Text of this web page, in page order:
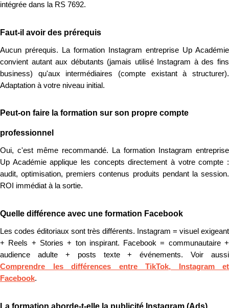
intégrée dans la RS 7692.
Faut-il avoir des prérequis
Aucun prérequis. La formation Instagram entreprise Up Académie
convient autant aux débutants (jamais utilisé Instagram à des fins
business) qu'aux intermédiaires (compte existant à structurer).
Adaptation à votre niveau initial.
Peut-on faire la formation sur son propre compte
professionnel
Oui, c'est même recommandé. La formation Instagram entreprise
Up Académie applique les concepts directement à votre compte :
audit, optimisation, premiers contenus produits pendant la session.
ROI immédiat à la sortie.
Quelle différence avec une formation Facebook
Les codes éditoriaux sont très différents. Instagram = visuel exigeant
+ Reels + Stories + ton inspirant. Facebook = communautaire +
audience adulte + posts texte + événements. Voir aussi
Comprendre les différences entre TikTok, Instagram et
Facebook.
La formation aborde-t-elle la publicité Instagram (Ads)